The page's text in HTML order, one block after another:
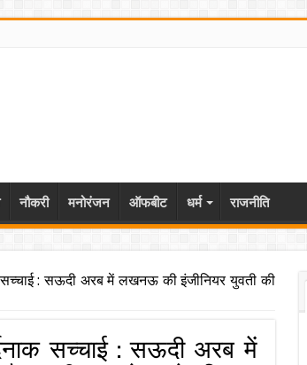
नौकरी मनोरंजन ऑफबीट धर्म राजनीति
सच्चाई : सऊदी अरब में लखनऊ की इंजीनियर युवती की
सच्चाई : सऊदी अरब में